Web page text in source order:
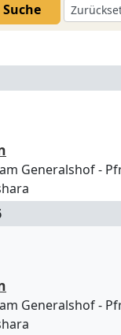
Suche
Generalshof
Generalshof